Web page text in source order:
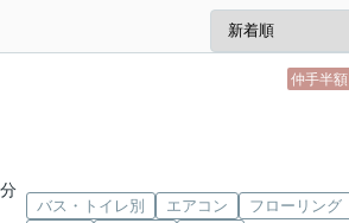
仲手半額
バス・トイレ別 エアコン
フローリング